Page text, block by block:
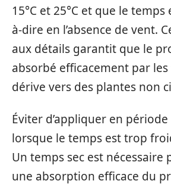
15°C et 25°C et que le temps
à-dire en l’absence de vent.
aux détails garantit que le
absorbé efficacement par
dérive vers des plantes non
Éviter d’appliquer en
lorsque le temps est trop
Un temps sec est
une absorption efficace du